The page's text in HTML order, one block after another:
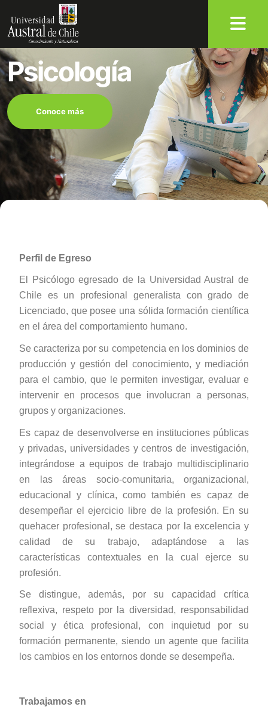
Psicología
Conoce más
Perfil de Egreso
El Psicólogo egresado de la Universidad Austral de
Chile es un profesional generalista con grado de
Licenciado, que posee una sólida formación científica
en el área del comportamiento humano.
Se caracteriza por su competencia en los dominios de
producción y gestión del conocimiento, y mediación
para el cambio, que le permiten investigar, evaluar e
intervenir en procesos que involucran a personas,
grupos y organizaciones.
Es capaz de desenvolverse en instituciones públicas
y privadas, universidades y centros de investigación,
integrándose a equipos de trabajo multidisciplinario
en las áreas socio-comunitaria, organizacional,
educacional y clínica, como también es capaz de
desempeñar el ejercicio libre de la profesión. En su
quehacer profesional, se destaca por la excelencia y
calidad de su trabajo, adaptándose a las
características contextuales en la cual ejerce su
profesión.
Se distingue, además, por su capacidad crítica
reflexiva, respeto por la diversidad, responsabilidad
social y ética profesional, con inquietud por su
formación permanente, siendo un agente que facilita
los cambios en los entornos donde se desempeña.
Trabajamos en